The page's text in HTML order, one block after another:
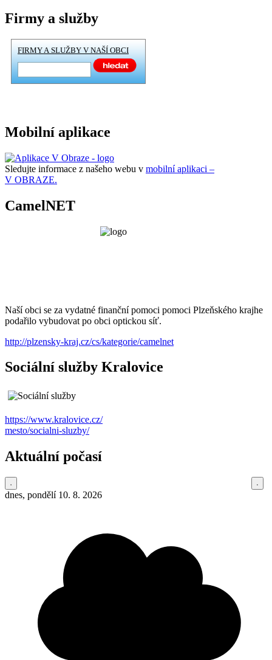
Firmy a služby
FIRMY A SLUŽBY V NAŠÍ OBCI
Mobilní aplikace
Sledujte informace z našeho webu v mobilní aplikaci –
V OBRAZE.
CamelNET
Naší obci se za vydatné finanční pomoci pomoci Plzeňského krajhe
podařilo vybudovat po obci optickou síť.
http://plzensky-kraj.cz/cs/kategorie/camelnet
Sociální služby Kralovice
https://www.kralovice.cz/
mesto/socialni-sluzby/
Aktuální počasí
dnes, pondělí 10. 8. 2026